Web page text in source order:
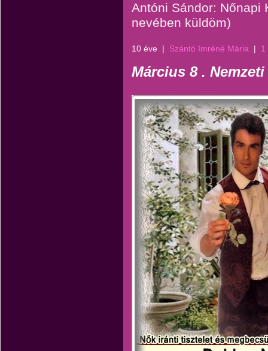
Antóni Sándor: Nőnapi
nevében küldöm)
10 éve | Szántó Imréné Mária | 1
Március 8 .